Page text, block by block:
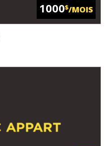
1000$/MOIS